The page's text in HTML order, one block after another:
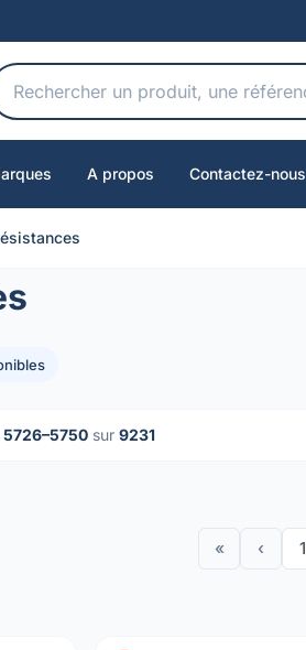
A propos Contactez-nous
5726–5750 sur 9231
« ‹ 1